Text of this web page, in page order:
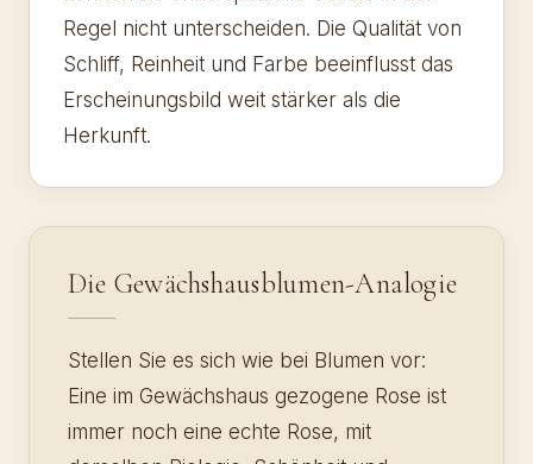
Regel nicht unterscheiden. Die Qualität von
Schliff, Reinheit und Farbe beeinflusst das
Erscheinungsbild weit stärker als die
Herkunft.
Die Gewächshausblumen-Analogie
Stellen Sie es sich wie bei Blumen vor:
Eine im Gewächshaus gezogene Rose ist
immer noch eine echte Rose, mit